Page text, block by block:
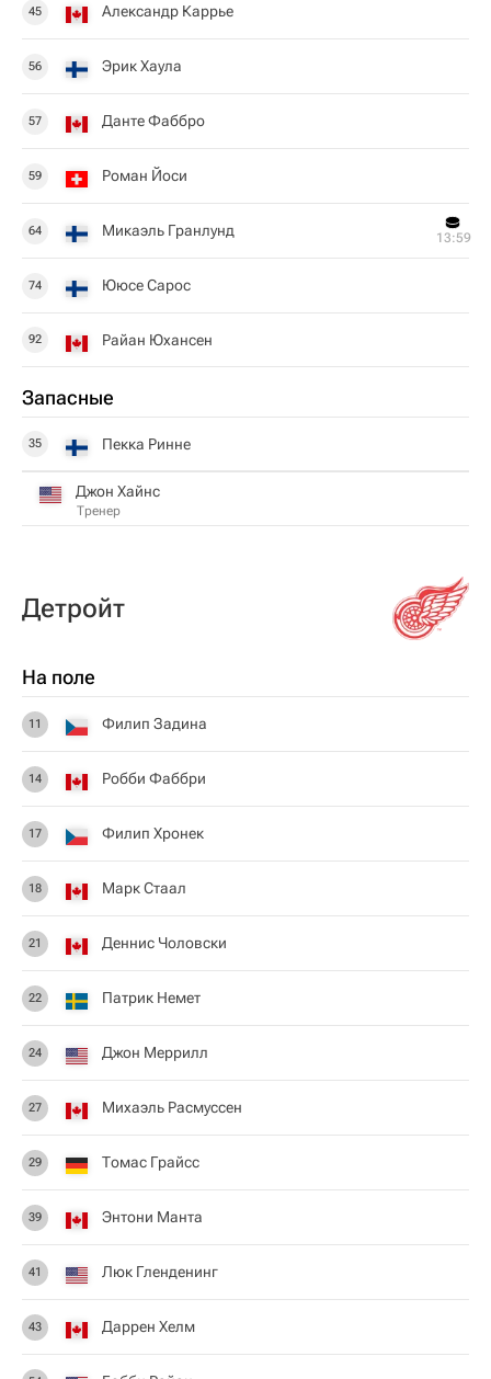
45 Александр Каррье
56 Эрик Хаула
57 Данте Фаббро
59 Роман Йоси
64 Микаэль Гранлунд 13:59
74 Ююсе Сарос
92 Райан Юхансен
Запасные
35 Пекка Ринне
Джон Хайнс
Тренер
Детройт
На поле
11 Филип Задина
14 Робби Фаббри
17 Филип Хронек
18 Марк Стаал
21 Деннис Чоловски
22 Патрик Немет
24 Джон Меррилл
27 Михаэль Расмуссен
29 Томас Грайсс
39 Энтони Манта
41 Люк Гленденинг
43 Даррен Хелм